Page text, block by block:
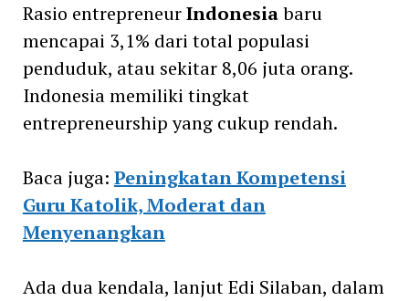
Rasio entrepreneurIndonesiabaru
mencapai 3,1% dari total populasi
penduduk, atau sekitar 8,06 juta orang.
Indonesia memiliki tingkat
entrepreneurship yang cukup rendah.
Baca juga: Peningkatan Kompetensi
Guru Katolik, Moderat dan
Menyenangkan
Ada dua kendala, lanjut Edi Silaban, dalam